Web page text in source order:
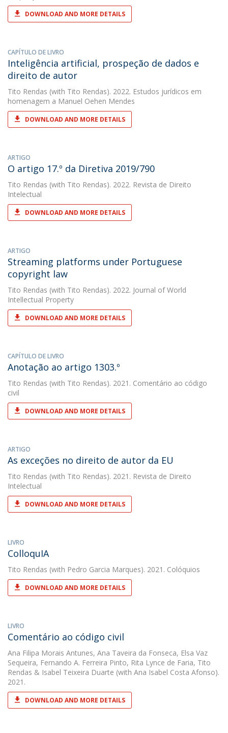
DOWNLOAD AND MORE DETAILS
CAPÍTULO DE LIVRO
Inteligência artificial, prospeção de dados e
direito de autor
Tito Rendas (with Tito Rendas). 2022. Estudos jurídicos em
homenagem a Manuel Oehen Mendes
DOWNLOAD AND MORE DETAILS
ARTIGO
O artigo 17.º da Diretiva 2019/790
Tito Rendas (with Tito Rendas). 2022. Revista de Direito
Intelectual
DOWNLOAD AND MORE DETAILS
ARTIGO
Streaming platforms under Portuguese
copyright law
Tito Rendas (with Tito Rendas). 2022. Journal of World
Intellectual Property
DOWNLOAD AND MORE DETAILS
CAPÍTULO DE LIVRO
Anotação ao artigo 1303.º
Tito Rendas (with Tito Rendas). 2021. Comentário ao código
civil
DOWNLOAD AND MORE DETAILS
ARTIGO
As exceções no direito de autor da EU
Tito Rendas (with Tito Rendas). 2021. Revista de Direito
Intelectual
DOWNLOAD AND MORE DETAILS
LIVRO
ColloquIA
Tito Rendas (with Pedro Garcia Marques). 2021. Colóquios
DOWNLOAD AND MORE DETAILS
LIVRO
Comentário ao código civil
Ana Filipa Morais Antunes, Ana Taveira da Fonseca, Elsa Vaz
Sequeira, Fernando A. Ferreira Pinto, Rita Lynce de Faria, Tito
Rendas & Isabel Teixeira Duarte (with Ana Isabel Costa Afonso).
2021.
DOWNLOAD AND MORE DETAILS